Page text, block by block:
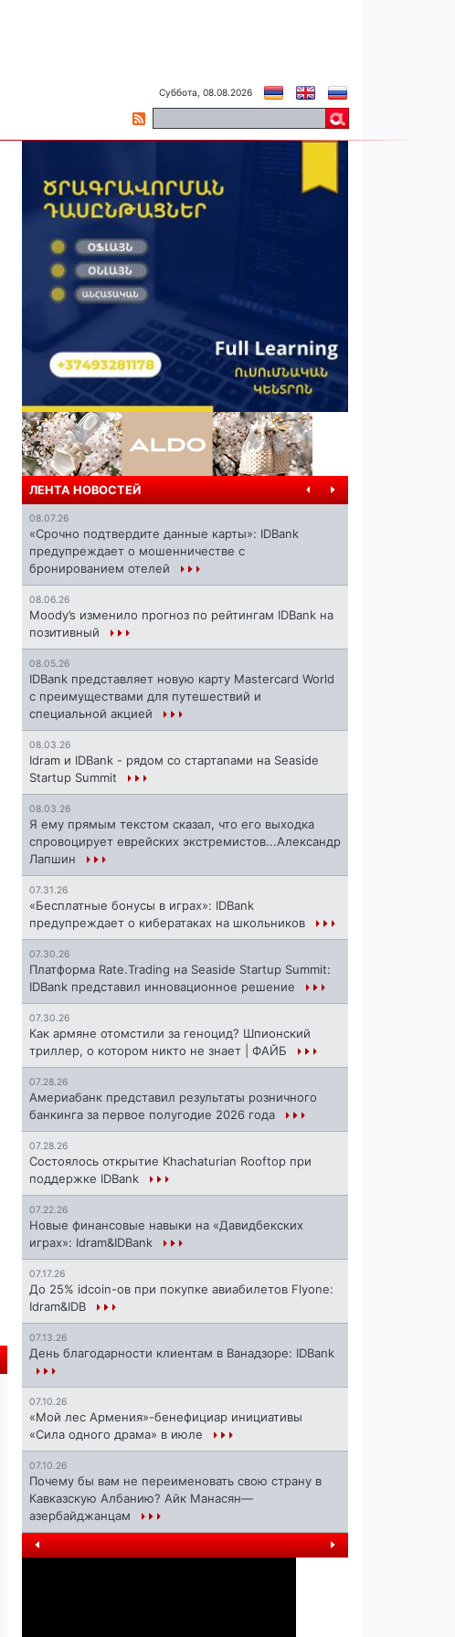
Суббота, 08.08.2026
ЛЕНТА НОВОСТЕЙ
08.07.26
«Срочно подтвердите данные карты»: IDBank
предупреждает о мошенничестве с
бронированием отелей
08.06.26
Moody’s изменило прогноз по рейтингам IDBank на
позитивный
08.05.26
IDBank представляет новую карту Mastercard World
с преимуществами для путешествий и
специальной акцией
08.03.26
Idram и IDBank - рядом со стартапами на Seaside
Startup Summit
08.03.26
Я ему прямым текстом сказал, что его выходка
спровоцирует еврейских экстремистов...Александр
Лапшин
07.31.26
«Бесплатные бонусы в играх»: IDBank
предупреждает о кибератаках на школьников
07.30.26
Платформа Rate.Trading на Seaside Startup Summit:
IDBank представил инновационное решение
07.30.26
Как армяне отомстили за геноцид? Шпионский
триллер, о котором никто не знает | ФАЙБ
07.28.26
Америабанк представил результаты розничного
банкинга за первое полугодие 2026 года
07.28.26
Состоялось открытие Khachaturian Rooftop при
поддержке IDBank
07.22.26
Новые финансовые навыки на «Давидбекских
играх»: Idram&IDBank
07.17.26
До 25% idcoin-ов при покупке авиабилетов Flyone:
Idram&IDB
07.13.26
День благодарности клиентам в Ванадзоре: IDBank
07.10.26
«Мой лес Армения»-бенефициар инициативы
«Сила одного драма» в июле
07.10.26
Почему бы вам не переименовать свою страну в
Кавказскую Албанию? Айк Манасян—
азербайджанцам